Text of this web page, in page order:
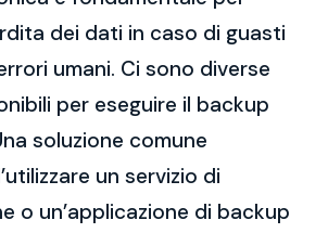
dei dati in caso di guasti
umani. Ci sono diverse
per eseguire il backup
soluzione comune
un servizio di
o un’applicazione di backup